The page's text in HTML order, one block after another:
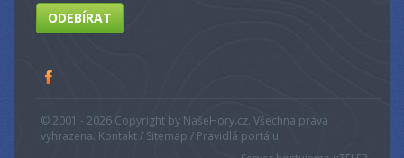
ODEBÍRAT
© 2001 - 2026 Copyright by NašeHory.cz. Všechna práva
vyhrazena. Kontakt / Sitemap / Pravidlá portálu